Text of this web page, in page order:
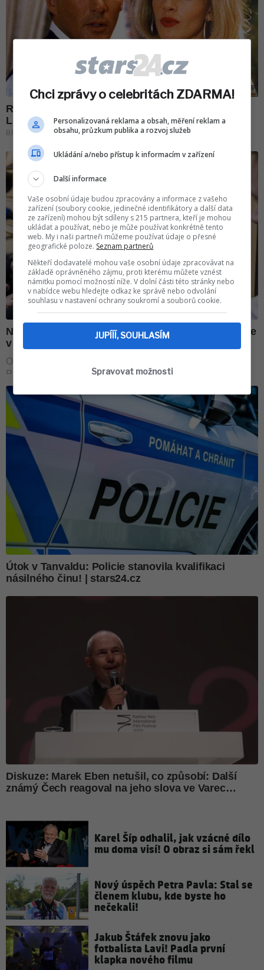
Karel Šíp odhalil, jak vzácné dílo
mu doma visí! O obraz si sám řekl
Nový úspěch Petra Pavla: Stal se
členem klubu, kde byste ho
nečekali!
Jakub Štáfek znovu jako
fotbalista Lavi! Padla první
klapka nového filmu
Chci zprávy o celebritách ZDARMA!
Personalizovaná reklama a obsah, měření reklam a
obsahu, průzkum publika a rozvoj služeb
Ukládání a/nebo přístup k informacím v zařízení
Další informace
Vaše osobní údaje budou zpracovány a informace z vašeho
zařízení (soubory cookie, jedinečné identifikátory a další data
ze zařízení) mohou být sdíleny s 215 partnera, kteří je mohou
ukládat a používat, nebo je může používat konkrétně tento
web. My i naši partneři můžeme používat údaje o přesné
geografické poloze. Seznam partnerů
Někteří dodavatelé mohou vaše osobní údaje zpracovávat na
základě oprávněného zájmu, proti kterému můžete vznést
námitku pomocí možností níže. V dolní části této stránky nebo
v nabídce webu hledejte odkaz ke správě nebo odvolání
souhlasu v nastavení ochrany soukromí a souborů cookie.
JUPÍÍÍ, SOUHLASÍM
Spravovat možnosti